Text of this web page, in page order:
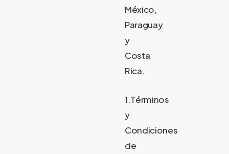
México,
Paraguay
y
Costa
Rica.
1.Términos
y
Condiciones
de